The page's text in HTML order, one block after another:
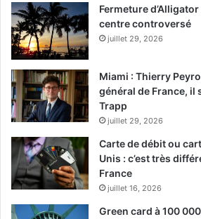
Fermeture
centre controversé
juillet 29, 2026
Miami : Thierry
général de France, il
Trapp
juillet 29, 2026
Carte de débit ou
Unis : c’est très
France
juillet 16, 2026
Green card à 100